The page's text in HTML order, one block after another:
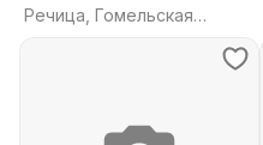
Речица, Гомельская